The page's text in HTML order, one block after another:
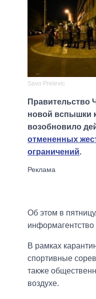
Savo Prelevic
Правительство
новой вспышки
возобновило
отмененных
ограничений.
Об этом в
информагентство
В рамках
спортивные
также
воздухе.